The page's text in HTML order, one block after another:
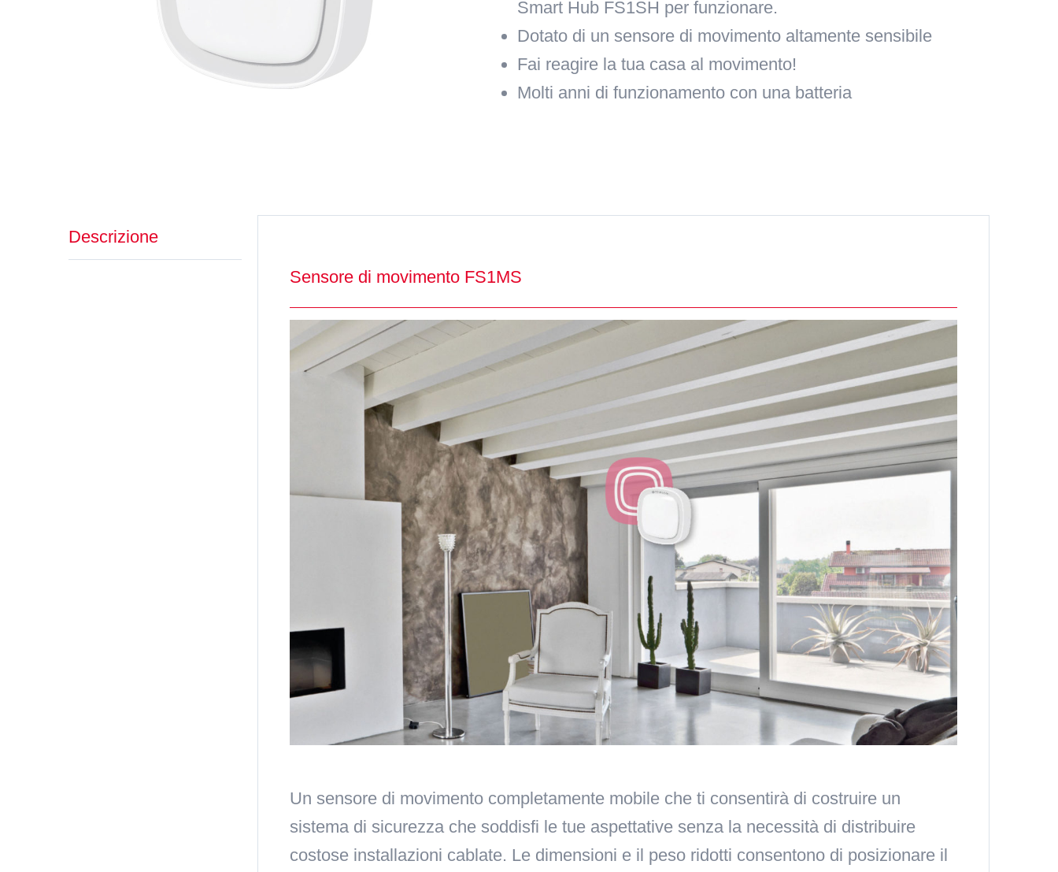
Smart Hub FS1SH per funzionare.
Dotato di un sensore di movimento altamente sensibile
Fai reagire la tua casa al movimento!
Molti anni di funzionamento con una batteria
Descrizione
Sensore di movimento FS1MS
Un sensore di movimento completamente mobile che ti consentirà di costruire un
sistema di sicurezza che soddisfi le tue aspettative senza la necessità di distribuire
costose installazioni cablate. Le dimensioni e il peso ridotti consentono di posizionare il